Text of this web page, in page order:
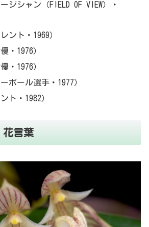
ジシャン（FIELD OF VIEW）・
ント・1969）
・1976）
・1976）
ボール選手・1977）
ト・1982）
花言葉